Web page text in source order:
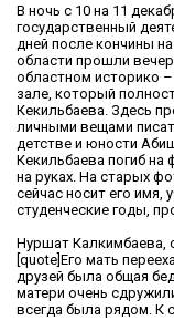
В ночь с 10 на 11
государственный
дней после кончины
области прошли
областном историко
зале, который
Кекильбаева. Здесь
личными вещами
детстве и юности
Кекильбаева погиб на
на руках. На старых
сейчас носит его имя,
студенческие годы,
Нуршат Калкимбаева,
[quote]Его мать
друзей была общая
матери очень
всегда была рядом. К